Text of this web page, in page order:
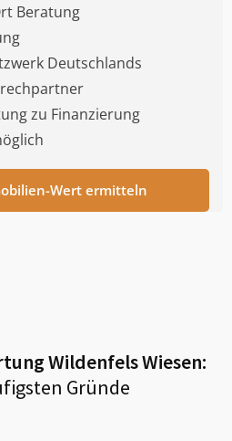
Beratung
Deutschlands
zu Finanzierung
Wert ermitteln
Wildenfels Wiesen:
Gründe